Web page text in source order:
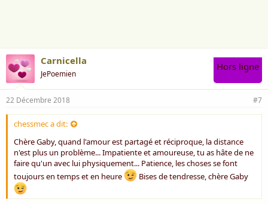
Carnicella
JePoemien
Hors ligne
22 Décembre 2018 #7
chessmec a dit:
Chère Gaby, quand l'amour est partagé et réciproque, la distance
n'est plus un problème... Impatiente et amoureuse, tu as hâte de ne
faire qu'un avec lui physiquement... Patience, les choses se font
toujours en temps et en heure
Bises de tendresse, chère Gaby